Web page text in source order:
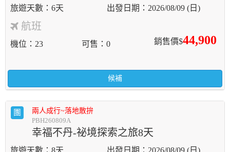
6天 2026/08/09 (日)
航班
銷售價$44,900
機位 23 可售 0
候補
團
兩人成行~落地散拚
PBH260809A
幸福不丹-祕境探索之旅8天
8天 2026/08/09 (日)